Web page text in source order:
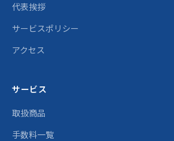
代表挨拶
サービスポリシー
アクセス
サービス
取扱商品
手数料一覧